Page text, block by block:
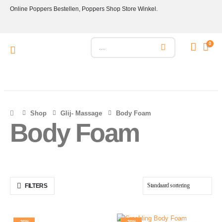
Online Poppers Bestellen, Poppers Shop Store Winkel.
0
Shop Glij- Massage Body Foam
Body Foam
FILTERS